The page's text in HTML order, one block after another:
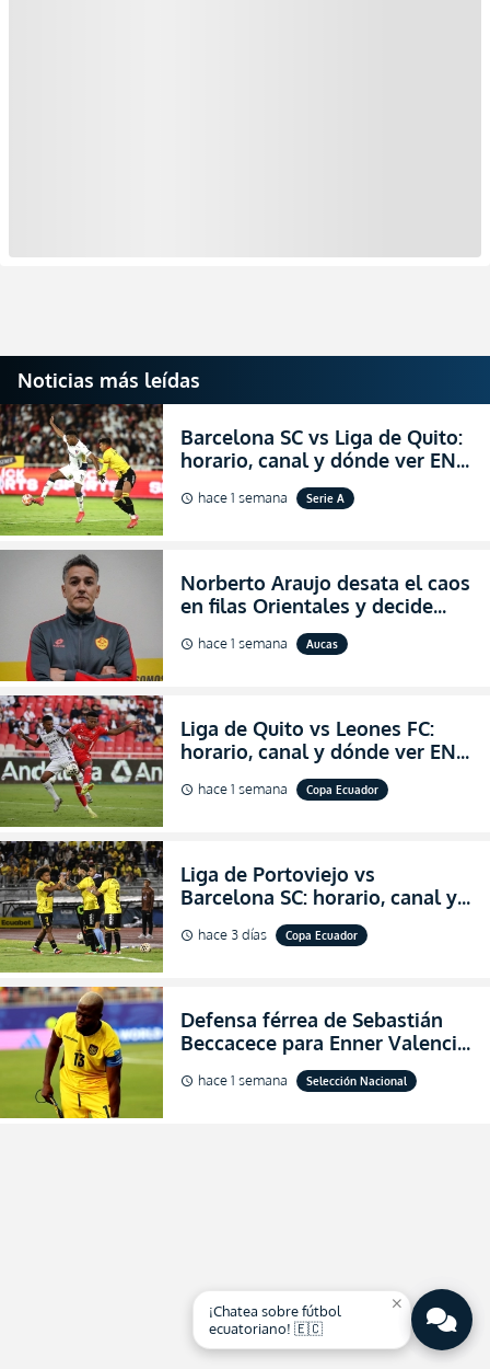
Noticias más leídas
Barcelona SC vs Liga de Quito:
horario, canal y dónde ver EN
VIVO la Fecha 22 de la LigaPro
2026
schedule hace 1 semana Serie A
Norberto Araujo desata el caos
en filas Orientales y decide
abandonar la dirección técnica
de Aucas
schedule hace 1 semana Aucas
Liga de Quito vs Leones FC:
horario, canal y dónde ver EN
VIVO los octavos de final de la
Copa Ecuador 2026
schedule hace 1 semana Copa Ecuador
Liga de Portoviejo vs
Barcelona SC: horario, canal y
dónde ver EN VIVO los octavos
de final de la Copa Ecuador
schedule hace 3 días Copa Ecuador
Defensa férrea de Sebastián
Beccacece para Enner Valencia
al indicar que era el hombre
indicado para Ecuador
schedule hace 1 semana Selección Nacional
close
¡Chatea sobre fútbol
ecuatoriano! 🇪🇨